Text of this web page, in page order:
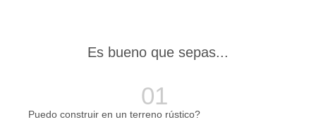
Es bueno que sepas...
Puedo construir en un terreno rústico?